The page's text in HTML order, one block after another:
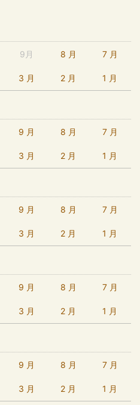
9月 8 月 7 月
3 月 2 月 1 月
9 月 8 月 7 月
3 月 2 月 1 月
9 月 8 月 7 月
3 月 2 月 1 月
9 月 8 月 7 月
3 月 2 月 1 月
9 月 8 月 7 月
3 月 2 月 1 月